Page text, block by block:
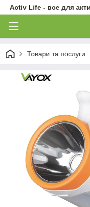
Activ Life - все для
Товари та послуги